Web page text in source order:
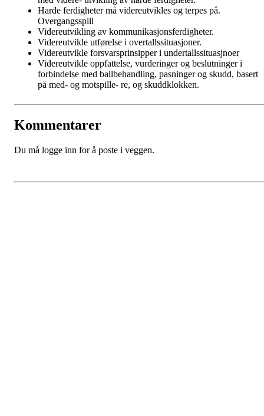
Harde ferdigheter må videreutvikles og terpes på.
Overgangsspill
Videreutvikling av kommunikasjonsferdigheter.
Videreutvikle utførelse i overtallssituasjoner.
Videreutvikle forsvarsprinsipper i undertallssituasjnoer
Videreutvikle oppfattelse, vurderinger og beslutninger i
forbindelse med ballbehandling, pasninger og skudd, basert
på med- og motspille- re, og skuddklokken.
Kommentarer
Du må logge inn for å poste i veggen.